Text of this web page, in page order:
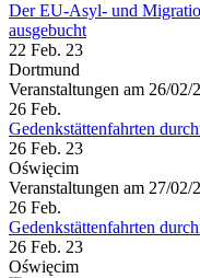
Der EU-Asyl- und
ausgebucht
22 Feb. 23
Dortmund
Veranstaltungen am 26/02/
26 Feb.
Gedenkstättenfahrten
26 Feb. 23
Oświęcim
Veranstaltungen am 27/02/
26 Feb.
Gedenkstättenfahrten
26 Feb. 23
Oświęcim